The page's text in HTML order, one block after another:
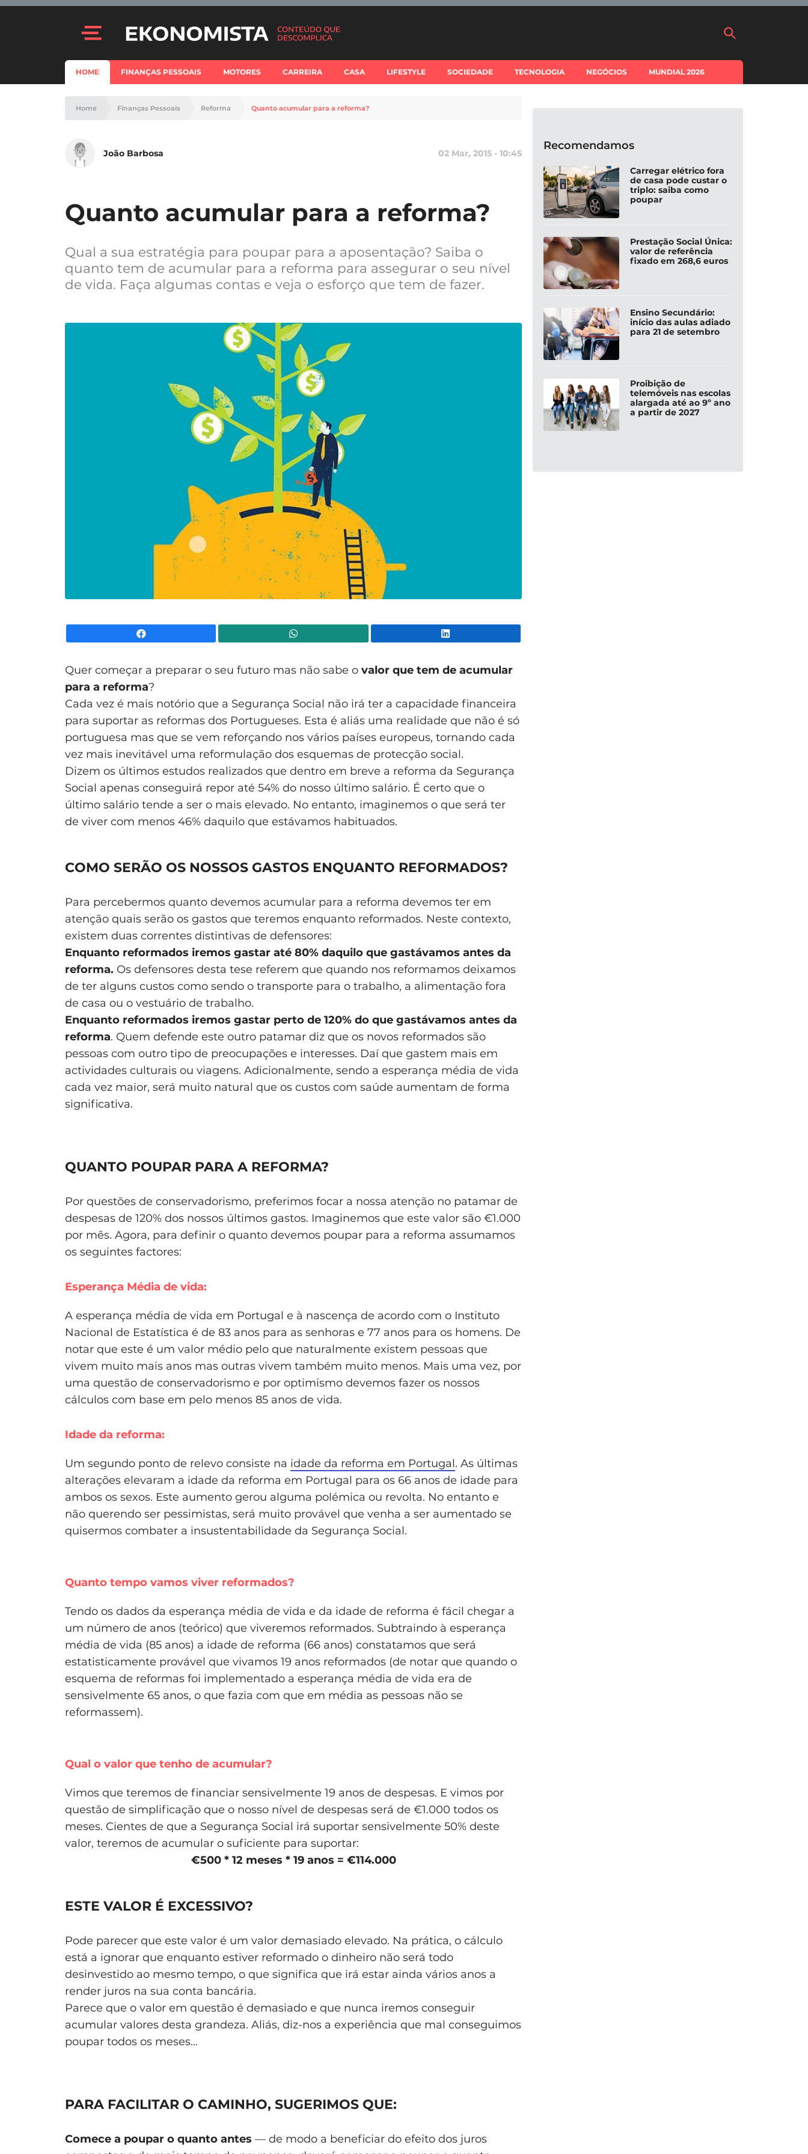
HOME FINANÇAS PESSOAIS MOTORES CARREIRA CASA LIFESTYLE SOCIEDADE TECNOLOGIA NEGÓCIOS MUNDIAL 2026
Home Finanças Pessoais Reforma Quanto acumular para a reforma?
João Barbosa 02 Mar, 2015 - 10:45
Quanto acumular para a reforma?
Qual a sua estratégia para poupar para a aposentação? Saiba o
quanto tem de acumular para a reforma para assegurar o seu nível
de vida. Faça algumas contas e veja o esforço que tem de fazer.
Quer começar a preparar o seu futuro mas não sabe o valor que tem de acumular
para a reforma?
Cada vez é mais notório que a Segurança Social não irá ter a capacidade financeira
para suportar as reformas dos Portugueses. Esta é aliás uma realidade que não é só
portuguesa mas que se vem reforçando nos vários países europeus, tornando cada
vez mais inevitável uma reformulação dos esquemas de protecção social.
Dizem os últimos estudos realizados que dentro em breve a reforma da Segurança
Social apenas conseguirá repor até 54% do nosso último salário. É certo que o
último salário tende a ser o mais elevado. No entanto, imaginemos o que será ter
de viver com menos 46% daquilo que estávamos habituados.
COMO SERÃO OS NOSSOS GASTOS ENQUANTO REFORMADOS?
Para percebermos quanto devemos acumular para a reforma devemos ter em
atenção quais serão os gastos que teremos enquanto reformados. Neste contexto,
existem duas correntes distintivas de defensores:
Enquanto reformados iremos gastar até 80% daquilo que gastávamos antes da
reforma. Os defensores desta tese referem que quando nos reformamos deixamos
de ter alguns custos como sendo o transporte para o trabalho, a alimentação fora
de casa ou o vestuário de trabalho.
Enquanto reformados iremos gastar perto de 120% do que gastávamos antes da
reforma. Quem defende este outro patamar diz que os novos reformados são
pessoas com outro tipo de preocupações e interesses. Daí que gastem mais em
actividades culturais ou viagens. Adicionalmente, sendo a esperança média de vida
cada vez maior, será muito natural que os custos com saúde aumentam de forma
significativa.
QUANTO POUPAR PARA A REFORMA?
Por questões de conservadorismo, preferimos focar a nossa atenção no patamar de
despesas de 120% dos nossos últimos gastos. Imaginemos que este valor são €1.000
por mês. Agora, para definir o quanto devemos poupar para a reforma assumamos
os seguintes factores:
Esperança Média de vida:
A esperança média de vida em Portugal e à nascença de acordo com o Instituto
Nacional de Estatística é de 83 anos para as senhoras e 77 anos para os homens. De
notar que este é um valor médio pelo que naturalmente existem pessoas que
vivem muito mais anos mas outras vivem também muito menos. Mais uma vez, por
uma questão de conservadorismo e por optimismo devemos fazer os nossos
cálculos com base em pelo menos 85 anos de vida.
Idade da reforma:
Um segundo ponto de relevo consiste na idade da reforma em Portugal. As últimas
alterações elevaram a idade da reforma em Portugal para os 66 anos de idade para
ambos os sexos. Este aumento gerou alguma polémica ou revolta. No entanto e
não querendo ser pessimistas, será muito provável que venha a ser aumentado se
quisermos combater a insustentabilidade da Segurança Social.
Quanto tempo vamos viver reformados?
Tendo os dados da esperança média de vida e da idade de reforma é fácil chegar a
um número de anos (teórico) que viveremos reformados. Subtraindo à esperança
média de vida (85 anos) a idade de reforma (66 anos) constatamos que será
estatisticamente provável que vivamos 19 anos reformados (de notar que quando o
esquema de reformas foi implementado a esperança média de vida era de
sensivelmente 65 anos, o que fazia com que em média as pessoas não se
reformassem).
Qual o valor que tenho de acumular?
Vimos que teremos de financiar sensivelmente 19 anos de despesas. E vimos por
questão de simplificação que o nosso nível de despesas será de €1.000 todos os
meses. Cientes de que a Segurança Social irá suportar sensivelmente 50% deste
valor, teremos de acumular o suficiente para suportar:
€500 * 12 meses * 19 anos = €114.000
ESTE VALOR É EXCESSIVO?
Pode parecer que este valor é um valor demasiado elevado. Na prática, o cálculo
está a ignorar que enquanto estiver reformado o dinheiro não será todo
desinvestido ao mesmo tempo, o que significa que irá estar ainda vários anos a
render juros na sua conta bancária.
Parece que o valor em questão é demasiado e que nunca iremos conseguir
acumular valores desta grandeza. Aliás, diz-nos a experiência que mal conseguimos
poupar todos os meses…
PARA FACILITAR O CAMINHO, SUGERIMOS QUE:
Comece a poupar o quanto antes — de modo a beneficiar do efeito dos juros
Recomendamos
Carregar elétrico fora
de casa pode custar o
triplo: saiba como
poupar
Prestação Social Única:
valor de referência
fixado em 268,6 euros
Ensino Secundário:
início das aulas adiado
para 21 de setembro
Proibição de
telemóveis nas escolas
alargada até ao 9º ano
a partir de 2027